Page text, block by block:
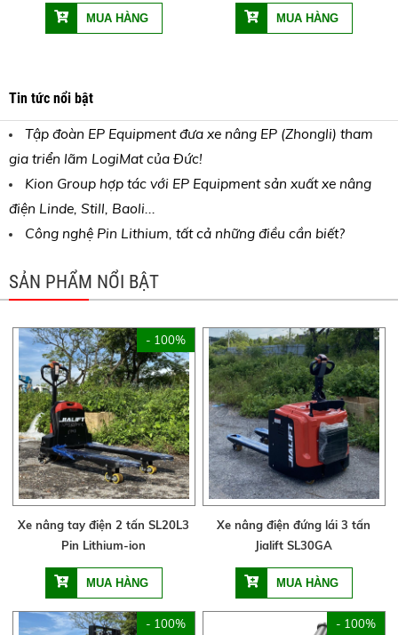
Tin tức nổi bật
Tập đoàn EP Equipment đưa xe nâng EP (Zhongli) tham
gia triển lãm LogiMat của Đức!
Kion Group hợp tác với EP Equipment sản xuất xe nâng
điện Linde, Still, Baoli...
Công nghệ Pin Lithium, tất cả những điều cần biết?
SẢN PHẨM NỔI BẬT
- 100%
Xe nâng tay điện 2 tấn SL20L3
Pin Lithium-ion
Xe nâng điện đứng lái 3 tấn
Jialift SL30GA
- 100% - 100%